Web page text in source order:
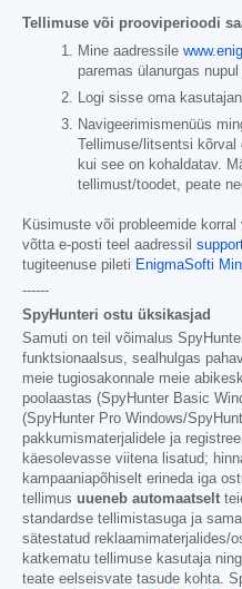
Tellimuse või prooviperioodi
Mine aadressile
paremas ülanurgas nupul
Logi sisse oma
Navigeerimismenüüs
Tellimuse/litsentsi
kui see on kohaldatav.
tellimust/toodet, peate
Küsimuste või probleemide
võtta e-posti teel aadressil
tugiteenuse pileti EnigmaSofti
------
SpyHunteri ostu üksikasjad
Samuti on teil võimalus
funktsionaalsus, sealhulgas
meie tugiosakonnale meie
poolaastas (SpyHunter Basic
(SpyHunter Pro Windows/
pakkumismaterjalidele ja
käesolevasse viitena lisatud;
kampaaniapõhiselt erineda iga
tellimus uueneb automaatselt
standardse tellimistasuga ja
sätestatud reklaamimaterjalides/
katkematu tellimuse kasutaja
teate eelseisvate tasude kohta.